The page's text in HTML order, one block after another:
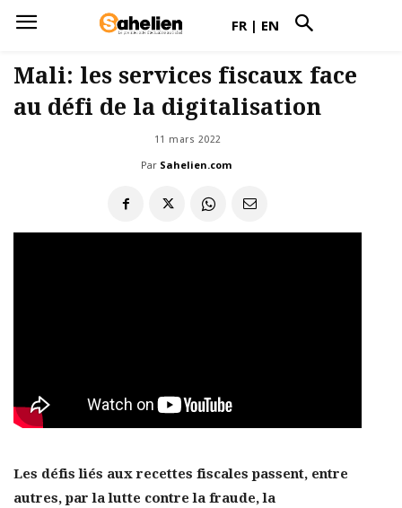
FR | EN
Mali: les services fiscaux face
au défi de la digitalisation
11 mars 2022
Par Sahelien.com
Les défis liés aux recettes fiscales passent, entre
autres, par la lutte contre la fraude, la